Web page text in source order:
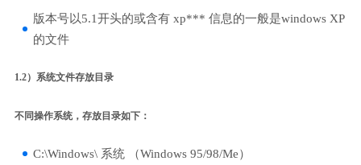
版本号以5.1开头的或含有 xp*** 信息的一般是windows XP
的文件
1.2）系统文件存放目录
不同操作系统，存放目录如下：
C:\Windows\ 系统 （Windows 95/98/Me）